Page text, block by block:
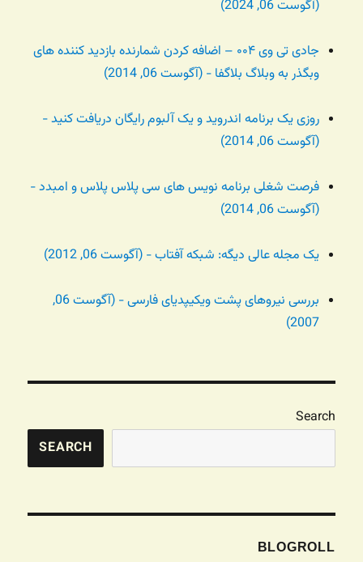
(آگوست 06, 2024)
جادی تی وی ۰۰۴ – اضافه کردن شمارنده بازدید کننده های
وبگذر به وبلاگ بلاگفا - (آگوست 06, 2014)
روزی یک برنامه اندروید و یک آلبوم رایگان دریافت کنید -
(آگوست 06, 2014)
فرصت شغلی برنامه نویس های سی پلاس پلاس و امبدد -
(آگوست 06, 2014)
یک مجله عالی دیگه: شبکه آفتاب - (آگوست 06, 2012)
بررسی نیروهای پشت ویکیپدیای فارسی - (آگوست 06,
2007)
Search
SEARCH
BLOGROLL